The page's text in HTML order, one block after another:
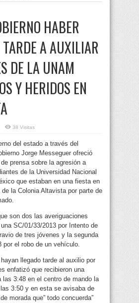
HABER
TARDE A AUXILIAR
DE LA UNAM
Y HERIDOS EN
38 Visitas
del estado a través del
Jorge Messeguer ofreció
prensa sobre la agresión a
de la Universidad Nacional
que estaban en una fiesta en
de la Colonia Altavista por parte de
son dos las averiguaciones
SC/01/33/2013 por Intento de
de tres jóvenes y la segunda
por el robo de un vehículo.
llegado tarde al auxilio por
enfatizó que recibieron una
las 3:48 en el centro de mando la
3:50 y en esta se avisaba de
morada que” todo concuerda”